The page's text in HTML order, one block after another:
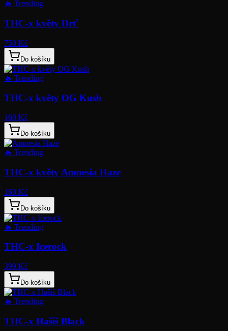
🔥 Trending
THC-x květy Drť
750 Kč
Do košíku
🔥 Trending
THC-x květy OG Kush
160 Kč
Do košíku
🔥 Trending
THC-x květy Amnesia Haze
160 Kč
Do košíku
🔥 Trending
THC-x Icerock
399 Kč
Do košíku
🔥 Trending
THC-x Hašiš Black